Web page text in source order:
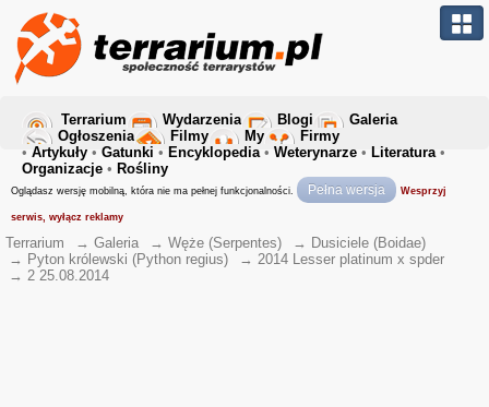
Terrarium Wydarzenia Blogi
Galeria
Ogłoszenia
Filmy My
Firmy
• Artykuły • Gatunki • Encyklopedia• Weterynarze • Literatura•
Organizacje • Rośliny
Oglądasz wersję mobilną, która nie ma pełnej funkcjonalności. Pełna wersja Wesprzyj
serwis, wyłącz reklamy
Terrarium → Galeria → Węże (Serpentes) → Dusiciele (Boidae)
→ Pyton królewski (Python regius) → 2014 Lesser platinum x spder
→ 2 25.08.2014